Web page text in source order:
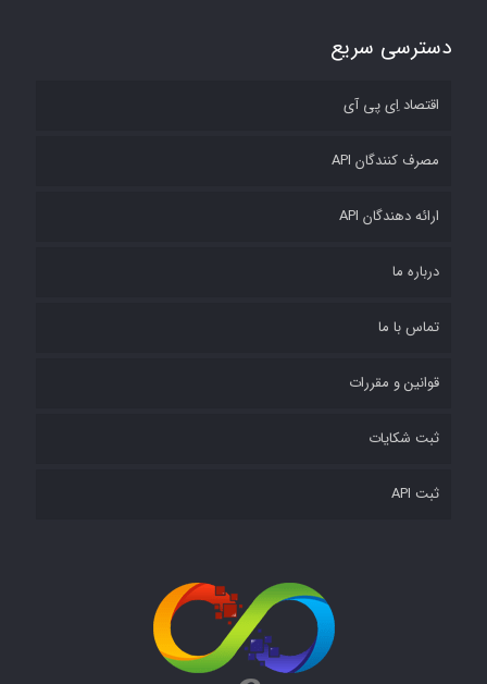
دسترسی سریع
اقتصاد اِی پی آی
مصرف کنندگان API
ارائه دهندگان API
درباره ما
تماس با ما
قوانین و مقررات
ثبت شکایات
ثبت API